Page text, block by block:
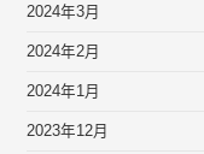
2024年3月
2024年2月
2024年1月
2023年12月